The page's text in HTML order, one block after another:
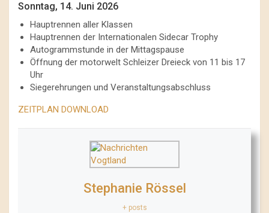
Sonntag, 14. Juni 2026
Hauptrennen aller Klassen
Hauptrennen der Internationalen Sidecar Trophy
Autogrammstunde in der Mittagspause
Öffnung der motorwelt Schleizer Dreieck von 11 bis 17
Uhr
Siegerehrungen und Veranstaltungsabschluss
ZEITPLAN DOWNLOAD
Stephanie Rössel
+ posts